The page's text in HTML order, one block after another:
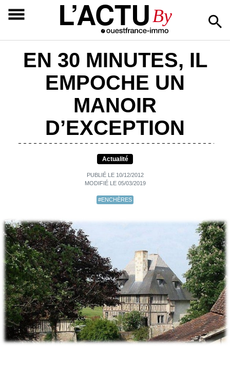
L’ACTUBy
EN 30 MINUTES, IL
EMPOCHE UN
MANOIR
D’EXCEPTION
Actualité
PUBLIÉ LE 10/12/2012
MODIFIÉ LE 05/03/2019
#ENCHÈRES